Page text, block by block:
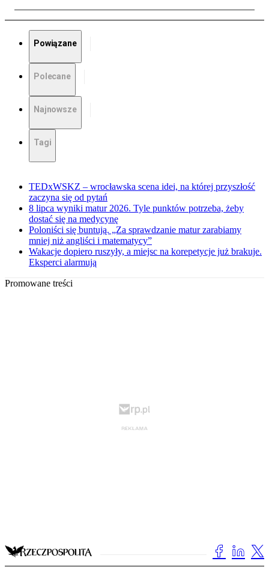
Powiązane
Polecane
Najnowsze
Tagi
TEDxWSKZ – wrocławska scena idei, na której przyszłość
zaczyna się od pytań
8 lipca wyniki matur 2026. Tyle punktów potrzeba, żeby
dostać się na medycynę
Poloniści się buntują. „Za sprawdzanie matur zarabiamy
mniej niż angliści i matematycy”
Wakacje dopiero ruszyły, a miejsc na korepetycje już brakuje.
Eksperci alarmują
Promowane treści